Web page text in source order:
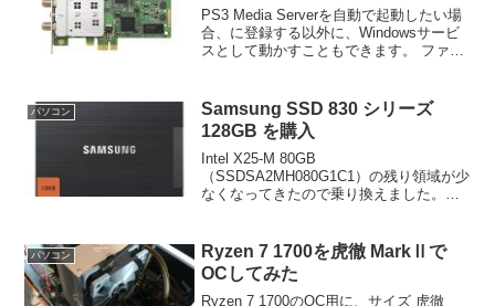
PS3 Media Serverを自動で起動したい場
合、に登録する以外に、Windowsサービ
スとして動かすこともできます。 ファイ
理者として...
パソコン
Samsung SSD 830 シリーズ
128GB を購入
Intel X25-M 80GB
（SSDSA2MH080G1C1）の残り領域が少
なくなってきたので乗り換えました。
が売られていたようですが、4月からI...
パソコン
Ryzen 7 1700を虎徹 MarkⅡで
OCしてみた
Ryzen 7 1700のOC用に、サイズ 虎徹